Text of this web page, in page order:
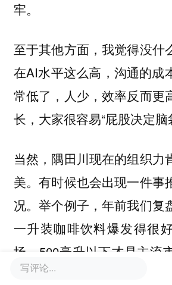
牢。
至于其他方面，我觉得没什
在AI水平这么高，沟通的成
常低了，人少，效率反而更
长，大家很容易“屁股决定脑
当然，隅田川现在的组织力
美。有时候也会出现一件事
况。举个例子，年前我们复
一升装咖啡饮料爆发得很
场，500毫升以下才是主流
在这个阶段要怎么做小规
写评论...